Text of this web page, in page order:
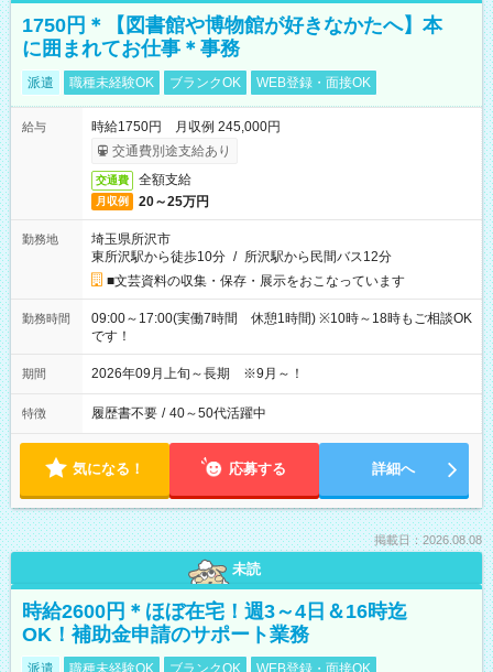
1750円＊【図書館や博物館が好きなかたへ】本
に囲まれてお仕事＊事務
派遣 職種未経験OK ブランクOK WEB登録・面接OK
給与
時給1750円 月収例 245,000円
交通費別途支給あり
交通費 全額支給
月収例 20～25万円
勤務地
埼玉県所沢市
東所沢駅から徒歩10分 / 所沢駅から民間バス12分
■文芸資料の収集・保存・展示をおこなっています
勤務時間
09:00～17:00(実働7時間 休憩1時間) ※10時～18時もご相談OK
です！
期間 2026年09月上旬～長期 ※9月～！
特徴 履歴書不要 / 40～50代活躍中
気になる！ 応募する 詳細へ
掲載日：2026.08.08
未読
時給2600円＊ほぼ在宅！週3～4日＆16時迄
OK！補助金申請のサポート業務
派遣 職種未経験OK ブランクOK WEB登録・面接OK